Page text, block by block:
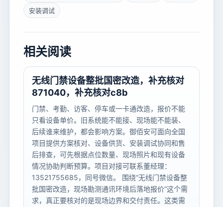
安装调试
相关阅读
无线门禁设备整批国密改造，补充核对
871040，补充核对c8b
门禁、考勤、访客、停车或一卡通改造，报价不能
只看设备单价。旧系统能不能接、现场能不能装、
后续谁来维护，都会影响方案。御佰安可面向全国
项目提供方案核对、设备供货、安装调试协同和售
后排查，可先根据点位数量、现场照片和现有设备
情况协助判断预算。项目对接可联系董经理：
13521755685，同号微信。 围绕“无线门禁设备整
批国密改造，现场勘测通讯环境后落地报价”这个需
求，真正要核对的是现场边界和交付责任。这类需